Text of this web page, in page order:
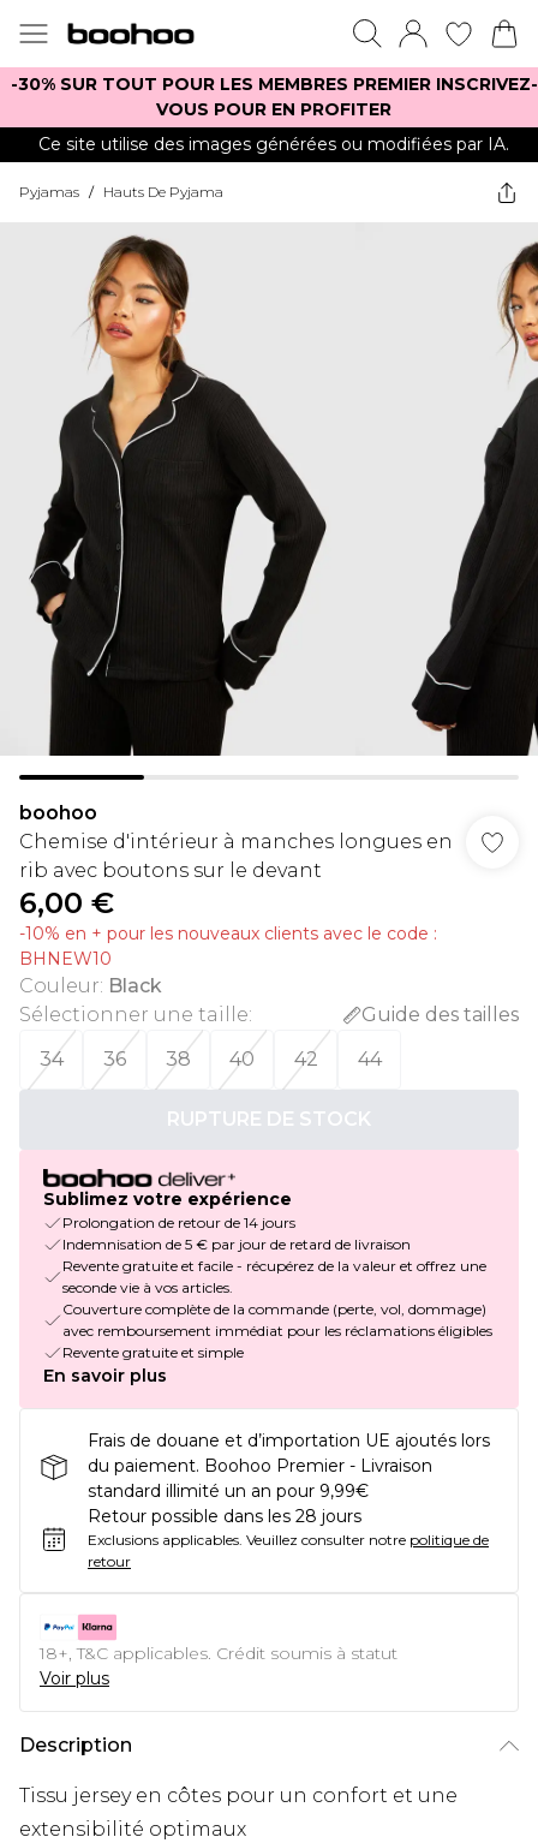
-30% SUR TOUT POUR LES MEMBRES PREMIER INSCRIVEZ-
VOUS POUR EN PROFITER
Ce site utilise des images générées ou modifiées par IA.
Pyjamas / Hauts De Pyjama
boohoo
Chemise d'intérieur à manches longues en
rib avec boutons sur le devant
6,00 €
-10% en + pour les nouveaux clients avec le code :
BHNEW10
Couleur: Black
Sélectionner une taille:
Guide des tailles
34
36 38 40 42 44
RUPTURE DE STOCK
Sublimez votre expérience
Prolongation de retour de 14 jours
Indemnisation de 5 € par jour de retard de livraison
Revente gratuite et facile - récupérez de la valeur et offrez une
seconde vie à vos articles.
Couverture complète de la commande (perte, vol, dommage)
avec remboursement immédiat pour les réclamations éligibles
Revente gratuite et simple
En savoir plus
Frais de douane et d’importation UE ajoutés lors
du paiement. Boohoo Premier - Livraison
standard illimité un an pour 9,99€
Retour possible dans les 28 jours
Exclusions applicables. Veuillez consulter notre politique de
retour
18+, T&C applicables. Crédit soumis à statut
Voir plus
Description
Tissu jersey en côtes pour un confort et une
extensibilité optimaux